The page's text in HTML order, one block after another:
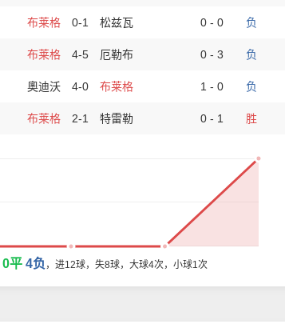
布莱格 0-1 松兹瓦 0 - 0 负
布莱格 4-5 厄勒布 0 - 3 负
奧迪沃 4-0 布莱格 1 - 0 负
布莱格 2-1 特雷勒 0 - 1 胜
0平 4负 ，进12球，失8球，大球4次，小球1次